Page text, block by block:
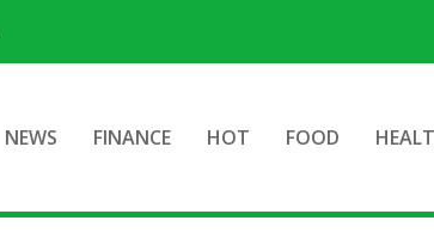
NEWS FINANCE HOT FOOD